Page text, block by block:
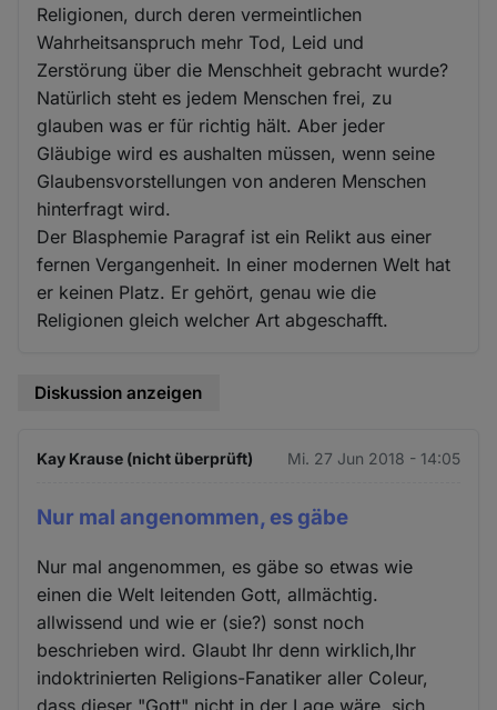
Religionen, durch deren vermeintlichen
Wahrheitsanspruch mehr Tod, Leid und
Zerstörung über die Menschheit gebracht wurde?
Natürlich steht es jedem Menschen frei, zu
glauben was er für richtig hält. Aber jeder
Gläubige wird es aushalten müssen, wenn seine
Glaubensvorstellungen von anderen Menschen
hinterfragt wird.
Der Blasphemie Paragraf ist ein Relikt aus einer
fernen Vergangenheit. In einer modernen Welt hat
er keinen Platz. Er gehört, genau wie die
Religionen gleich welcher Art abgeschafft.
Diskussion anzeigen
Kay Krause (nicht überprüft) Mi. 27 Jun 2018 - 14:05
Nur mal angenommen, es gäbe
Nur mal angenommen, es gäbe so etwas wie
einen die Welt leitenden Gott, allmächtig.
allwissend und wie er (sie?) sonst noch
beschrieben wird. Glaubt Ihr denn wirklich,Ihr
indoktrinierten Religions-Fanatiker aller Coleur,